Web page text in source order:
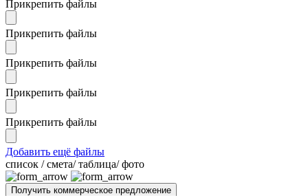
Прикрепить файлы
Прикрепить файлы
Прикрепить файлы
Прикрепить файлы
Прикрепить файлы
Добавить ещё файлы
cписок / смета/ таблица/ фото